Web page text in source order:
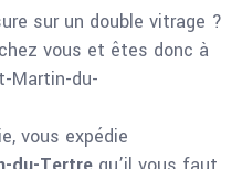
sur un double vitrage ?
chez vous et êtes donc à
Martin-du-
vous expédie